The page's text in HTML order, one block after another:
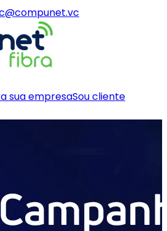
sua empresaSou cliente